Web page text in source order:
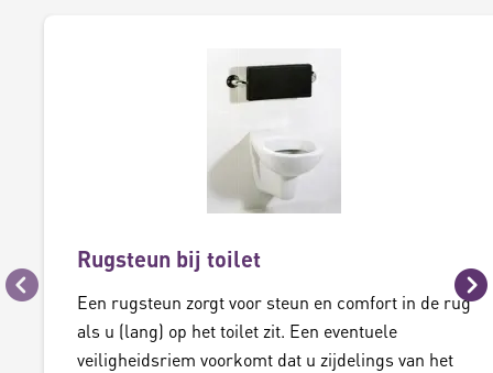
Vorige
Rugsteun bij toilet
Een rugsteun zorgt voor steun en comfort in de rug
als u (lang) op het toilet zit. Een eventuele
veiligheidsriem voorkomt dat u zijdelings van het